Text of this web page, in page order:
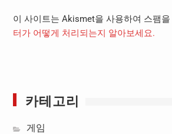
이 사이트는 Akismet을 사용하여 스팸
터가 어떻게 처리되는지 알아보세요.
카테고리
게임